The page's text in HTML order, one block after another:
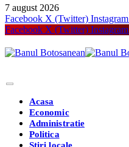
7 august 2026
Facebook X (Twitter) Instagram
Facebook X (Twitter) Instagram
Acasa
Economic
Administratie
Politica
Stiri locale